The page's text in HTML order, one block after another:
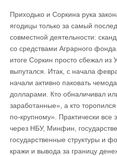
Приходько и Соркина рука
ягодицы только за самый
совместной деятельности:
со средствами Аграрного
итоге Соркин просто сбежал из
выпутался. Итак, с начала
начали активно паковать
долларами. Кто обналичивал
заработанные», а кто
по-крупному». Практически все
через НБУ, Минфин,
государственные структуры и
кражи и вывода за границу